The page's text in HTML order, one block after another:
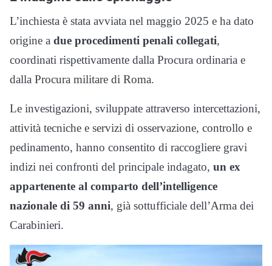
L’inchiesta è stata avviata nel maggio 2025 e ha dato
origine a due procedimenti penali collegati,
coordinati rispettivamente dalla Procura ordinaria e
dalla Procura militare di Roma.
Le investigazioni, sviluppate attraverso intercettazioni,
attività tecniche e servizi di osservazione, controllo e
pedinamento, hanno consentito di raccogliere gravi
indizi nei confronti del principale indagato, un ex
appartenente al comparto dell’intelligence
nazionale di 59 anni, già sottufficiale dell’Arma dei
Carabinieri.